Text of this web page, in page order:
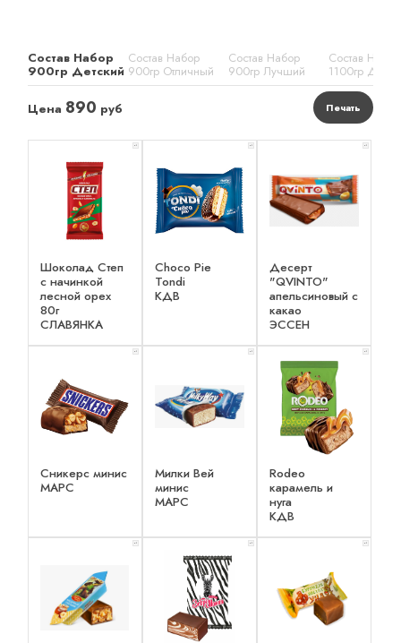
Состав Набор
900гр Детский
Состав Набор
900гр Отличный
Состав Набор
900гр Лучший
Состав Набор
1100гр
Цена 890 руб Печать
x 1
Шоколад Степ
с начинкой
лесной орех
80г
СЛАВЯНКА
x 1
Choco Pie
Tondi
КДВ
x 1
Десерт
"QVINTO"
апельсиновый с
какао
ЭССЕН
x 1
Сникерс минис
МАРС
x 1
Милки Вей
минис
МАРС
x 1
Rodeo
карамель и
нуга
КДВ
x 1 x 1 x 1